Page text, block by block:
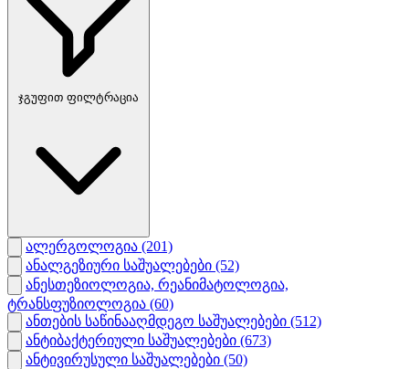
ჯგუფით ფილტრაცია
ალერგოლოგია (201)
ანალგეზიური საშუალებები (52)
ანესთეზიოლოგია, რეანიმატოლოგია,
ტრანსფუზიოლოგია (60)
ანთების საწინააღმდეგო საშუალებები (512)
ანტიბაქტერიული საშუალებები (673)
ანტივირუსული საშუალებები (50)